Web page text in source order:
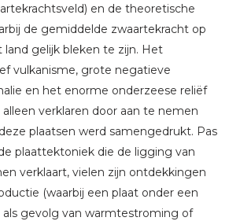
en de theoretische
de gemiddelde zwaartekracht op
land gelijk bleken te zijn. Het
vulkanisme, grote negatieve
en het enorme onderzeese reliëf
verklaren door aan te nemen
plaatsen werd samengedrukt. Pas
plaattektoniek die de ligging van
verklaart, vielen zijn ontdekkingen
(waarbij een plaat onder een
als gevolg van warmtestroming of